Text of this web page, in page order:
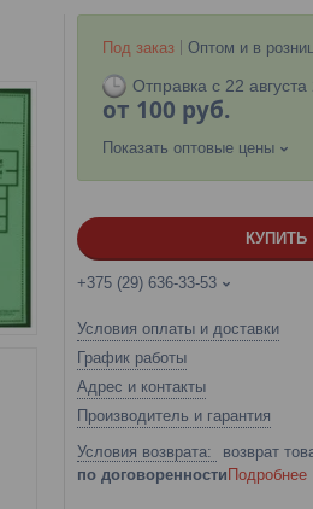
Под заказ Оптом и в
Отправка с 22 августа
от 100 руб.
Показать оптовые цены
КУПИТЬ
+375 (29) 636-33-53
Условия оплаты и доставки
График работы
Адрес и контакты
Производитель и гарантия
возврат
по договоренности Подробнее